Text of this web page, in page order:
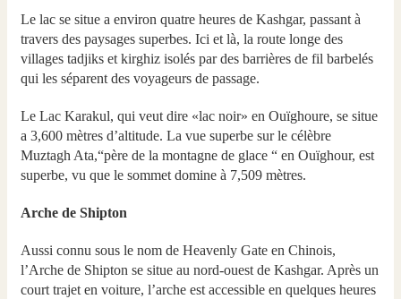
Le lac se situe a environ quatre heures de Kashgar, passant à
travers des paysages superbes. Ici et là, la route longe des
villages tadjiks et kirghiz isolés par des barrières de fil barbelés
qui les séparent des voyageurs de passage.
Le Lac Karakul, qui veut dire «lac noir» en Ouïghoure, se situe
a 3,600 mètres d’altitude. La vue superbe sur le célèbre
Muztagh Ata,“père de la montagne de glace “ en Ouïghour, est
superbe, vu que le sommet domine à 7,509 mètres.
Arche de Shipton
Aussi connu sous le nom de Heavenly Gate en Chinois,
l’Arche de Shipton se situe au nord-ouest de Kashgar. Après un
court trajet en voiture, l’arche est accessible en quelques heures